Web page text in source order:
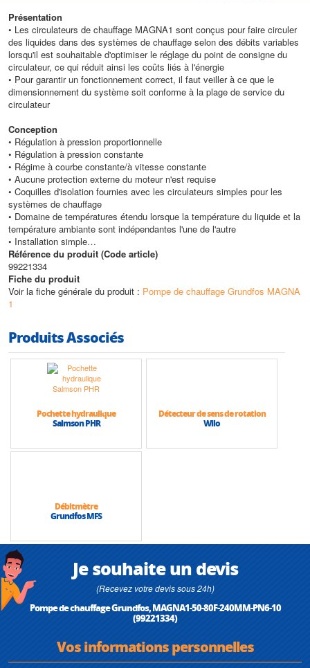
Présentation
• Les circulateurs de chauffage MAGNA1 sont conçus pour faire circuler
des liquides dans des systèmes de chauffage selon des débits variables
lorsqu'il est souhaitable d'optimiser le réglage du point de consigne du
circulateur, ce qui réduit ainsi les coûts liés à l'énergie
• Pour garantir un fonctionnement correct, il faut veiller à ce que le
dimensionnement du système soit conforme à la plage de service du
circulateur
Conception
• Régulation à pression proportionnelle
• Régulation à pression constante
• Régime à courbe constante/à vitesse constante
• Aucune protection externe du moteur n'est requise
• Coquilles d'isolation fournies avec les circulateurs simples pour les
systèmes de chauffage
• Domaine de températures étendu lorsque la température du liquide et la
température ambiante sont indépendantes l'une de l'autre
• Installation simple
• Faible consommation d'énergie. Tous les circulateurs MAGNA1 sont
conformes aux exigences des normes EuP 2013 et 2015
• Huit barres lumineuses indiquent le réglage du circulateur
• Faible niveau sonore
• Aucune maintenance requise et longue durée de vie
Caractéristiques techniques
• Hauteur max (HMT) : 8 m
• Débit max : 27 m3/h
Référence du produit (Code article)
99221334
Fiche du produit
Voir la fiche générale du produit : Pompe de chauffage Grundfos MAGNA
1
Produits Associés
Pochette hydraulique
Salmson PHR
Détecteur de sens de rotation
Wilo
Débitmètre
Grundfos MFS
Je souhaite un devis
(Recevez votre devis sous 24h)
Pompe de chauffage Grundfos, MAGNA1-50-80F-240MM-PN6-10
(99221334)
Vos informations personnelles